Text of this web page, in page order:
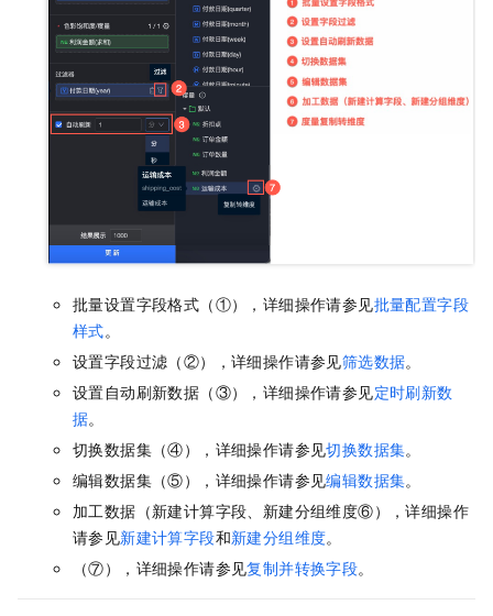
批量设置字段格式（①），详细操作请参见批量配置字段
样式。
设置字段过滤（②），详细操作请参见筛选数据。
设置自动刷新数据（③），详细操作请参见定时刷新数
据。
切换数据集（④），详细操作请参见切换数据集。
编辑数据集（⑤），详细操作请参见编辑数据集。
加工数据（新建计算字段、新建分组维度⑥），详细操作
请参见新建计算字段和新建分组维度。
（⑦），详细操作请参见复制并转换字段。